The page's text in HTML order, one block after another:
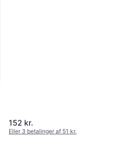
152 kr.
Eller 3 betalinger af 51 kr.